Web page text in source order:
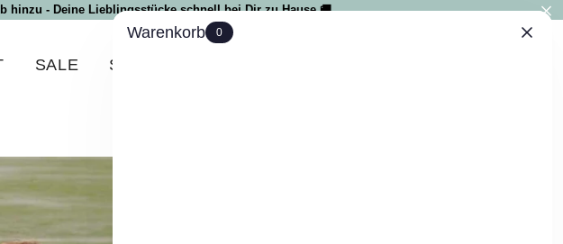
hinzu - Deine Lieblingsstücke schnell bei Dir zu Hause 🚚
SALE SPECIAL
Warenkorb 0